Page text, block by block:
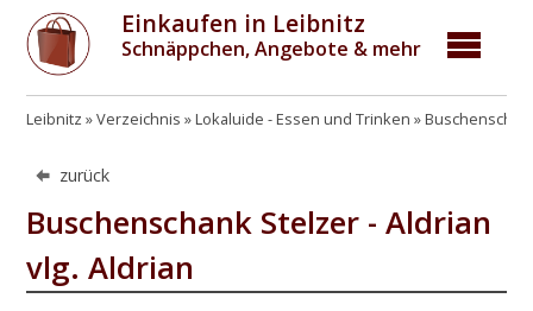
Einkaufen in Leibnitz
Schnäppchen, Angebote & mehr
Leibnitz Verzeichnis Lokaluide - Essen und Trinken
zurück
Buschenschank Stelzer - Aldrian
vlg. Aldrian